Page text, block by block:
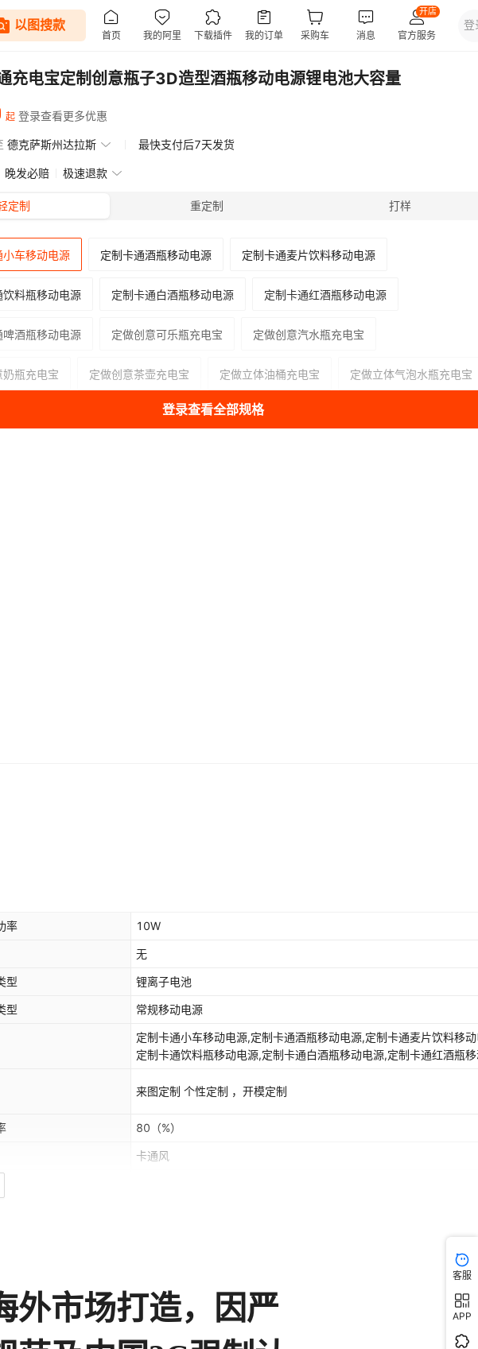
充电宝定制创意瓶子3D造型酒瓶移动电源锂电池大容量
起 登录查看更多优惠
德克萨斯州达拉斯 最快支付后7天发货
晚发必赔 极速退款
定制 重定制 打样
小车移动电源 定制卡通酒瓶移动电源 定制卡通麦片饮料移动电源
饮料瓶移动电源 定制卡通白酒瓶移动电源 定制卡通红酒瓶移动电源
啤酒瓶移动电源 定做创意可乐瓶充电宝 定做创意汽水瓶充电宝
奶瓶充电宝 定做创意茶壶充电宝 定做立体油桶充电宝 定做立体气泡水瓶充电宝
定做立体雪碧罐充电宝 开模异形密封瓶移动充电宝
登录查看全部规格
率 10W
无
型 锂离子电池
型 常规移动电源
定制卡通小车移动电源,定制卡通酒瓶移动电源,定制卡通麦片饮料移
定制卡通饮料瓶移动电源,定制卡通白酒瓶移动电源,定制卡通红酒瓶
定做创意奶瓶充电宝,定做创意茶壶充电宝,定做立体油桶充电宝,定做
移动充电宝,开模异形锥形瓶移动充电宝,开模益生菌瓶移动充电宝,开
宝,粉笔盒造型行动电源,加校徽logo定制充电宝,龙舟充电宝,粽子造型
来图定制 个性定制 ，开模定制
80 （%）
卡通风
客服
APP